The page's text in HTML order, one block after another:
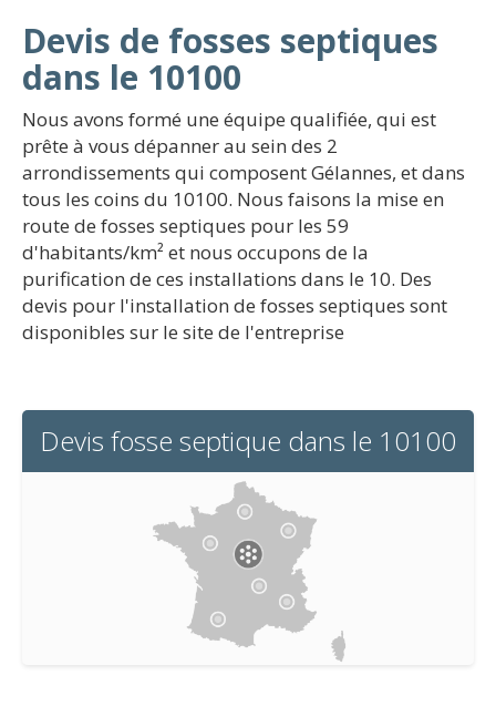
Devis de fosses septiques
dans le 10100
Nous avons formé une équipe qualifiée, qui est
prête à vous dépanner au sein des 2
arrondissements qui composent Gélannes, et dans
tous les coins du 10100. Nous faisons la mise en
route de fosses septiques pour les 59
d'habitants/km² et nous occupons de la
purification de ces installations dans le 10. Des
devis pour l'installation de fosses septiques sont
disponibles sur le site de l'entreprise
Devis fosse septique dans le 10100